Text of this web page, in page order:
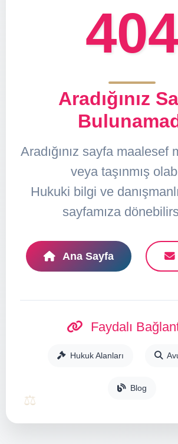
Aradığınız
Aradığınız sayfa maalesef
veya taşınmış
Hukuki bilgi ve
sayfamıza
Ana Sayfa
Faydalı
Hukuk Alanları
Blog